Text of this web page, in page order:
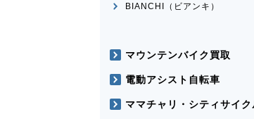
BIANCHI（ビアンキ）
マウンテンバイク買取
電動アシスト自転車
ママチャリ・シティサイク